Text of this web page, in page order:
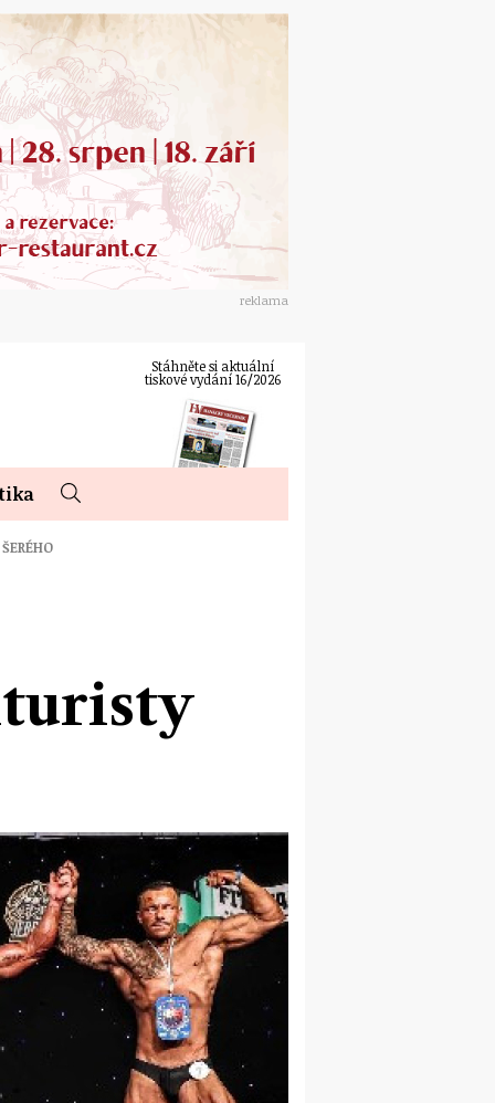
reklama
Stáhněte si aktuální
tiskové vydání 16/2026